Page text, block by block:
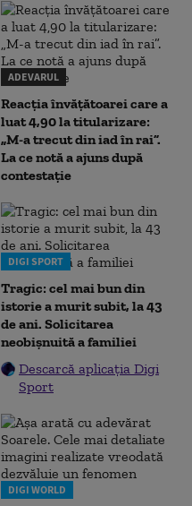
ADEVARUL
Reacția învățătoarei care a
luat 4,90 la titularizare:
„M-a trecut din iad în rai”.
La ce notă a ajuns după
contestație
DIGI SPORT
Tragic: cel mai bun din
istorie a murit subit, la 43
de ani. Solicitarea
neobișnuită a familiei
Descarcă aplicația Digi
Sport
DIGI WORLD